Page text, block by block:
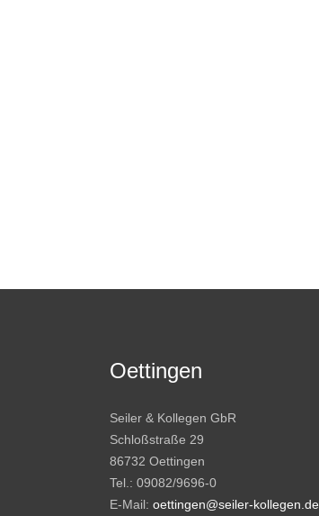
Oettingen
Seiler & Kollegen GbR
Schloßstraße 29
86732 Oettingen
Tel.: 09082/9696-0
E-Mail: oettingen@seiler-kollegen.de